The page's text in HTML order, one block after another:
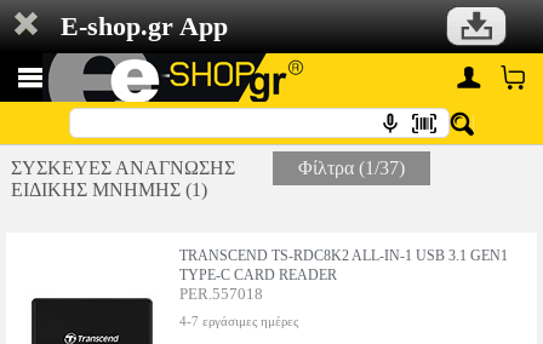
E-shop.gr App
ΣΥΣΚΕΥΕΣ ΑΝΑΓΝΩΣΗΣ
ΕΙΔΙΚΗΣ ΜΝΗΜΗΣ (1)
Φίλτρα (1/37)
TRANSCEND TS-RDC8K2 ALL-IN-1 USB 3.1 GEN1
TYPE-C CARD READER
PER.557018
4-7 εργάσιμες ημέρες